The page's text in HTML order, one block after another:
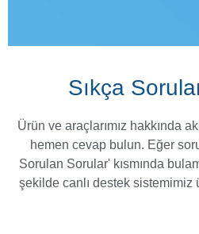
Sıkça
Ürün ve araçlarımız hakkında
hemen cevap bulun. Eğer
Sorulan Sorular' kısmında
şekilde canlı destek